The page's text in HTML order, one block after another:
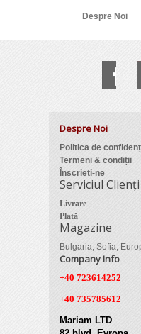
Despre Noi
Despre Noi
Politica de
Termeni & condiții
Înscrieți-ne
Serviciul Clienți
Livrare
Plată
Magazine
Bulgaria, Sofia,
Company Info
+40 723614252
+40 735785612
Mariam LTD